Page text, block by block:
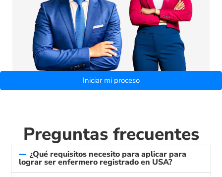
Iniciar mi proceso
Preguntas frecuentes
¿Qué requisitos necesito para aplicar para
lograr ser enfermero registrado en USA?